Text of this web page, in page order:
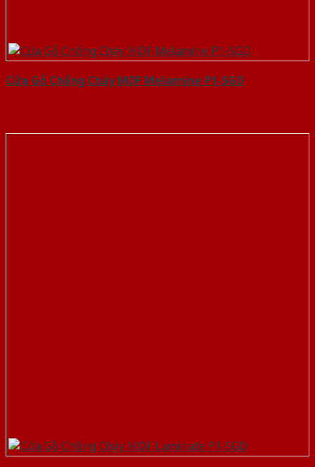
Cửa Gỗ Chống Cháy MDF Melamine P1-SGD